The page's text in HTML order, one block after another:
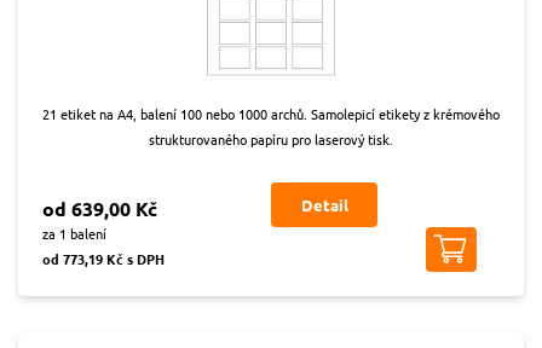
21 etiket na A4, balení 100 nebo 1000 archů. Samolepicí etikety z krémového
strukturovaného papíru pro laserový tisk.
od 639,00 Kč
za 1 balení
od 773,19 Kč s DPH
Detail